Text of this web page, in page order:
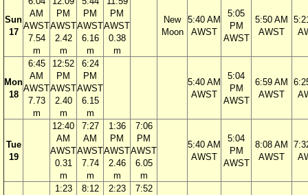
Sun
17
AM
AWST
7.54
m
PM
AWST
2.42
m
PM
AWST
6.16
m
PM
AWST
0.38
m
New
Moon
5:40 AM
AWST
5:05
PM
AWST
5:50 AM
AWST
Mon
18
6:45
AM
AWST
7.73
m
12:52
PM
AWST
2.40
m
6:24
PM
AWST
6.15
m
5:40 AM
AWST
5:04
PM
AWST
6:59 AM
AWST
Tue
19
12:40
AM
AWST
0.31
m
7:27
AM
AWST
7.74
m
1:36
PM
AWST
2.46
m
7:06
PM
AWST
6.05
m
5:40 AM
AWST
5:04
PM
AWST
8:08 AM
AWST
1:23
8:12
2:23
7:52